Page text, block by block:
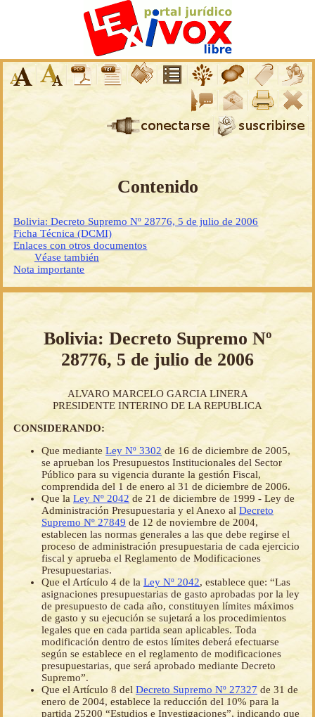
Contenido
Bolivia: Decreto Supremo Nº 28776, 5 de julio de 2006
Ficha Técnica (DCMI)
Enlaces con otros documentos
Véase también
Nota importante
Bolivia: Decreto Supremo Nº
28776, 5 de julio de 2006
ALVARO MARCELO GARCIA LINERA
PRESIDENTE INTERINO DE LA REPUBLICA
CONSIDERANDO:
Que mediante Ley Nº 3302 de 16 de diciembre de 2005,
se aprueban los Presupuestos Institucionales del Sector
Público para su vigencia durante la gestión Fiscal,
comprendida del 1 de enero al 31 de diciembre de 2006.
Que la Ley Nº 2042 de 21 de diciembre de 1999 - Ley de
Administración Presupuestaria y el Anexo al Decreto
Supremo Nº 27849 de 12 de noviembre de 2004,
establecen las normas generales a las que debe regirse el
proceso de administración presupuestaria de cada ejercicio
fiscal y aprueba el Reglamento de Modificaciones
Presupuestarias.
Que el Artículo 4 de la Ley Nº 2042, establece que: “Las
asignaciones presupuestarias de gasto aprobadas por la ley
de presupuesto de cada año, constituyen límites máximos
de gasto y su ejecución se sujetará a los procedimientos
legales que en cada partida sean aplicables. Toda
modificación dentro de estos límites deberá efectuarse
según se establece en el reglamento de modificaciones
presupuestarias, que será aprobado mediante Decreto
Supremo”.
Que el Artículo 8 del Decreto Supremo Nº 27327 de 31 de
enero de 2004, establece la reducción del 10% para la
partida 25200 “Estudios e Investigaciones”, indicando que